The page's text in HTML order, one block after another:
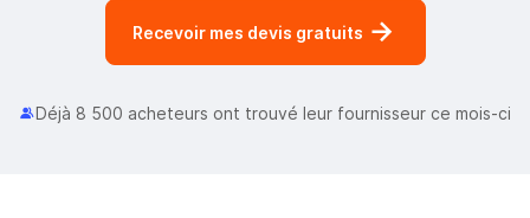
Recevoir mes devis gratuits
Déjà 8 500 acheteurs ont trouvé leur fournisseur ce mois-ci